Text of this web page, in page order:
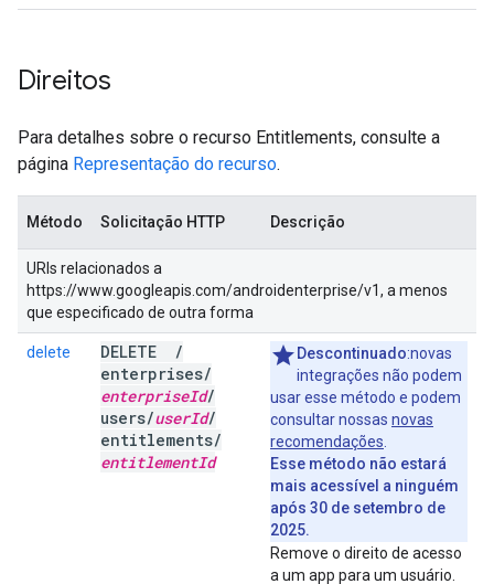
Direitos
Para detalhes sobre o recurso Entitlements, consulte a
página Representação do recurso.
Método Solicitação HTTP Descrição
URIs relacionados a
https://www.googleapis.com/androidenterprise/v1, a menos
que especificado de outra forma
delete DELETE
/
enterprises/
enterpriseId/
users/userId/
entitlements/
entitlementId
Descontinuado:novas
integrações não podem
usar esse método e podem
consultar nossas novas
recomendações
Esse método não estará
mais acessível a ninguém
após 30 de setembro de
2025.
Remove o direito de acesso
a um app para um usuário.